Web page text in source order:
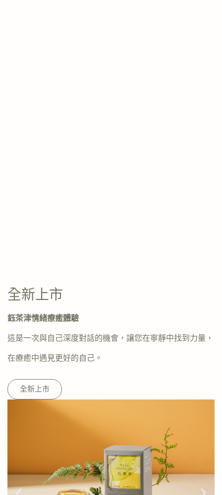
全新上市
鈺茶津情緒療癒體驗
這是一次與自己深度對話的機會，讓您在寧靜中找到力量，
在療癒中遇見更好的自己。
全新上市